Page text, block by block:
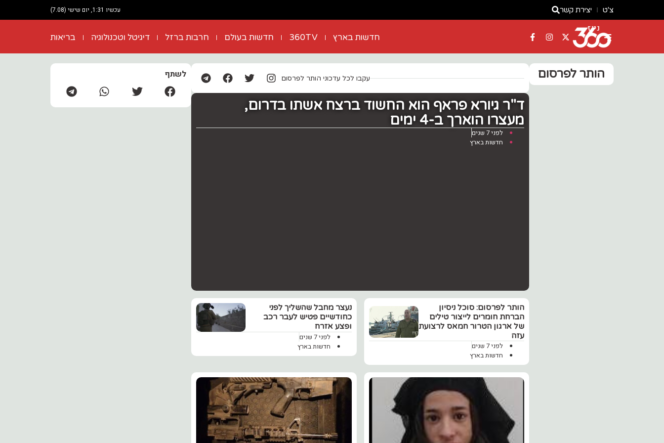
צ'ט יצירת קשר עכשיו 1:31, יום שישי (7.08)
ניוז
חדשות בארץ 360TV חדשות בעולם חרבות ברזל דיגיטל וטכנולוגיה בריאות
הותר לפרסום עקבו לכל עדכוני הותר לפרסום
ד"ר גיורא פראף הוא החשוד ברצח אשתו בדרום,
מעצרו הוארך ב-4 ימים
לפני 7 שנים
חדשות בארץ
הותר לפרסום: סוכל ניסיון
הברחת חומרים לייצור טילים
של ארגון הטרור חמאס לרצועת
עזה
לפני 7 שנים
חדשות בארץ
נעצר מחבל שהשליך לפני
כחודשיים פטיש לעבר רכב
ופצע אזרח
לפני 7 שנים
חדשות בארץ
לשתף